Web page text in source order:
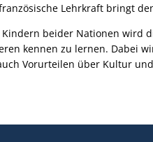
Lehrkraft bringt
Kindern beider Nationen wird
kennen zu lernen. Dabei
Vorurteilen über Kultur